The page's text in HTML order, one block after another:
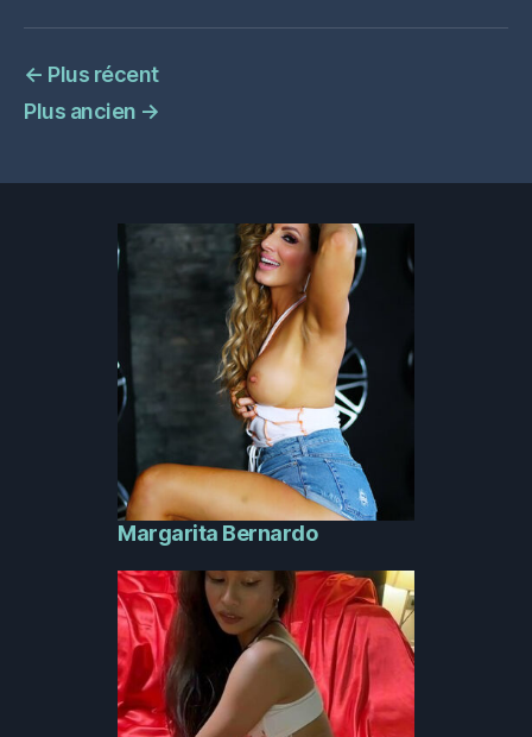
← Plus récent
Plus ancien →
Margarita Bernardo